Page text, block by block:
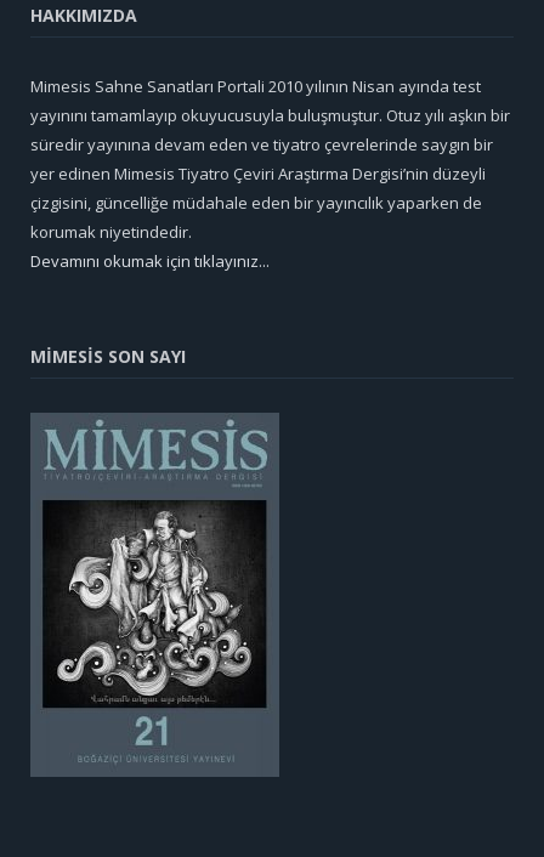
HAKKIMIZDA
Mimesis Sahne Sanatları Portali 2010 yılının Nisan ayında test
yayınını tamamlayıp okuyucusuyla buluşmuştur. Otuz yılı aşkın bir
süredir yayınına devam eden ve tiyatro çevrelerinde saygın bir
yer edinen Mimesis Tiyatro Çeviri Araştırma Dergisi’nin düzeyli
çizgisini, güncelliğe müdahale eden bir yayıncılık yaparken de
korumak niyetindedir.
Devamını okumak için tıklayınız...
MİMESİS SON SAYI